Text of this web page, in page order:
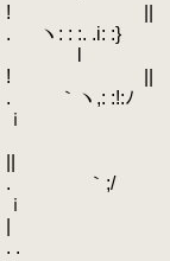
!
. ヽ:
!
. ｀ヽ
.
. .